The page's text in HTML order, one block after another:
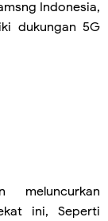
Indonesia,
dukungan 5G
meluncurkan
ini, Seperti